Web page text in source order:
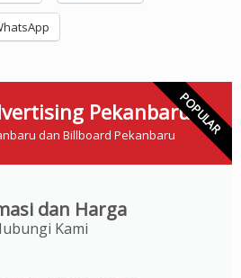
Pekanbaru
dan Billboard Pekanbaru
dan Harga
Kami
POPULAR